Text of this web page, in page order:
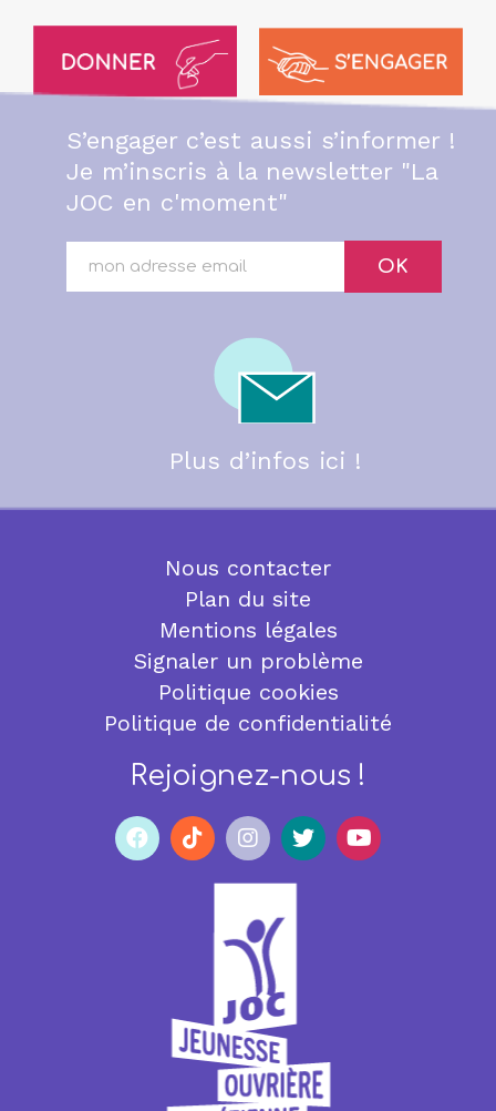
S’engager c’est aussi s’informer !
Je m’inscris à la newsletter "La
JOC en c'moment"
OK
Plus d’infos ici !
Nous contacter
Plan du site
Mentions légales
Signaler un problème
Politique cookies
Politique de confidentialité
Rejoignez-nous !